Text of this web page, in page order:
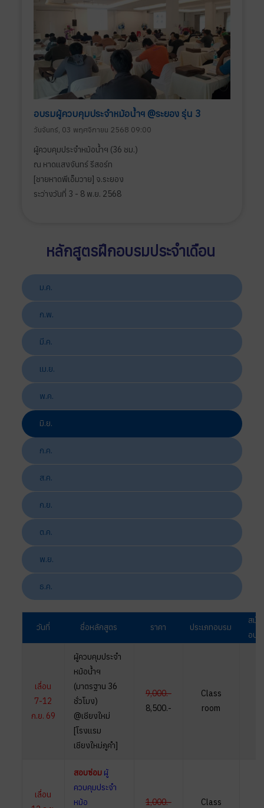
อบรมผู้ควบคุมประจำหม้อน้ำฯ @ระยอง รุ่น 3
วันจันทร์, 03 พฤศจิกายน 2568 09:00
ผู้ควบคุมประจำหม้อน้ำฯ (36 ชม.)
ณ หาดแสงจันทร์ รีสอร์ท
[ชายหาดพีเอ็มวาย] จ.ระยอง
ระว่างวันที่ 3 - 8 พ.ย. 2568
หลักสูตรฝึกอบรมประจำเดือน
ม.ค.
ก.พ.
มี.ค.
เม.ย.
พ.ค.
มิ.ย.
ก.ค.
ส.ค.
ก.ย.
ต.ค.
พ.ย.
ธ.ค.
วันที่ ชื่อหลักสูตร ราคา ประเภทอบรม
สมัค
อบร
เลื่อน
7-12
ก.ย. 69
ผู้ควบคุมประจำ
หม้อน้ำฯ
(มาตรฐาน 36
ชั่วโมง)
@เชียงใหม่
[โรงแรม
เชียงใหม่ภูคำ]
9,000.-
8,500.-
Class
room
เลื่อน
สอบซ่อม ผู้
ควบคุมประจำ
หม้อ
1,000.-
Class